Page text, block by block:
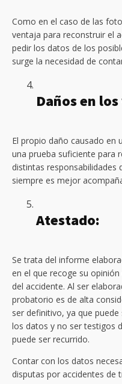
Como en el caso de las
ventaja para reconstruir el
pedir los datos de los
surge la necesidad de
Daños en
El propio daño causado en
una prueba suficiente para
distintas responsabilidades
siempre es mejor
Atestado:
Se trata del informe
en el que recoge su
del accidente. Al ser
probatorio es de alta
ser definitivo, ya que
los datos y no ser testigos
puede ser recurrido.
Contar con los datos
disputas por accidentes de